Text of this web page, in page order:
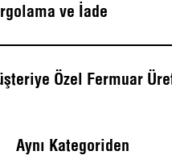
kaçınır. 80 cm uzunluk,
için idealdir. Renk seçenekleri
ve İade
Özel Fermuar
Aynı Kategoriden